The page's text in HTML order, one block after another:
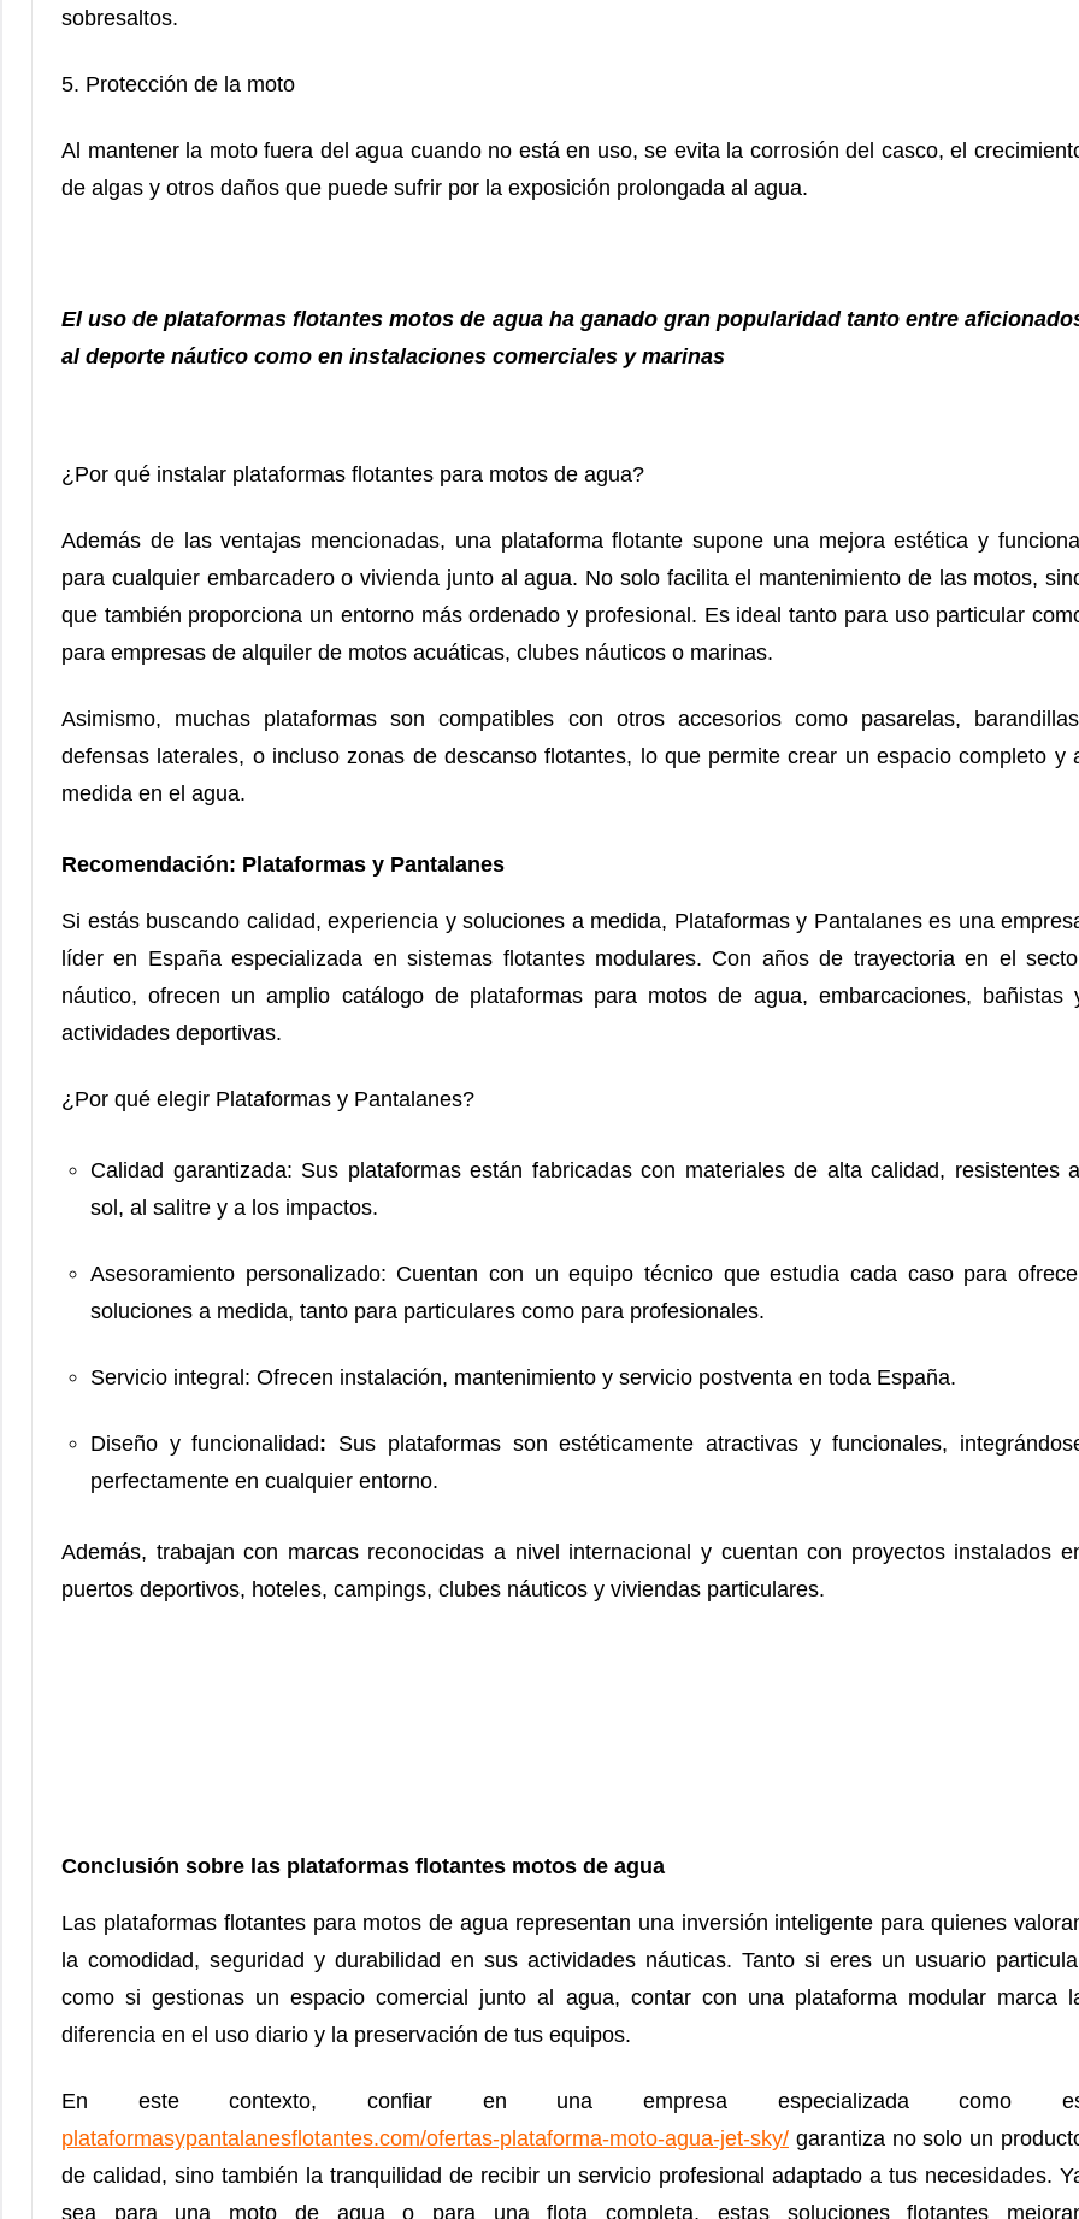
sobresaltos.
5. Protección de la moto
Al mantener la moto fuera del agua cuando no está en uso, se evita la corrosión del casco, el
de algas y otros daños que puede sufrir por la exposición prolongada al agua.
El uso de plataformas flotantes motos de agua ha ganado gran popularidad tanto entre
al deporte náutico como en instalaciones comerciales y marinas
¿Por qué instalar plataformas flotantes para motos de agua?
Además de las ventajas mencionadas, una plataforma flotante supone una mejora estética y
para cualquier embarcadero o vivienda junto al agua. No solo facilita el mantenimiento de las motos,
que también proporciona un entorno más ordenado y profesional. Es ideal tanto para uso particular
para empresas de alquiler de motos acuáticas, clubes náuticos o marinas.
Asimismo, muchas plataformas son compatibles con otros accesorios como pasarelas,
defensas laterales, o incluso zonas de descanso flotantes, lo que permite crear un espacio completo y
medida en el agua.
Recomendación: Plataformas y Pantalanes
Si estás buscando calidad, experiencia y soluciones a medida, Plataformas y Pantalanes es una
líder en España especializada en sistemas flotantes modulares. Con años de trayectoria en el
náutico, ofrecen un amplio catálogo de plataformas para motos de agua, embarcaciones, bañistas
actividades deportivas.
¿Por qué elegir Plataformas y Pantalanes?
Calidad garantizada: Sus plataformas están fabricadas con materiales de alta calidad, resistentes
sol, al salitre y a los impactos.
Asesoramiento personalizado: Cuentan con un equipo técnico que estudia cada caso para
soluciones a medida, tanto para particulares como para profesionales.
Servicio integral: Ofrecen instalación, mantenimiento y servicio postventa en toda España.
Diseño y funcionalidad: Sus plataformas son estéticamente atractivas y funcionales,
perfectamente en cualquier entorno.
Además, trabajan con marcas reconocidas a nivel internacional y cuentan con proyectos instalados
puertos deportivos, hoteles, campings, clubes náuticos y viviendas particulares.
Conclusión sobre las plataformas flotantes motos de agua
Las plataformas flotantes para motos de agua representan una inversión inteligente para quienes
la comodidad, seguridad y durabilidad en sus actividades náuticas. Tanto si eres un usuario
como si gestionas un espacio comercial junto al agua, contar con una plataforma modular marca
diferencia en el uso diario y la preservación de tus equipos.
En este contexto, confiar en una empresa especializada como
plataformasypantalanesflotantes.com/ofertas-plataforma-moto-agua-jet-sky/ garantiza no solo un
de calidad, sino también la tranquilidad de recibir un servicio profesional adaptado a tus necesidades.
sea para una moto de agua o para una flota completa, estas soluciones flotantes